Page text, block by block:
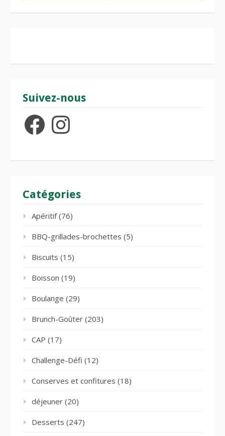
Suivez-nous
FacebookInstagram
Catégories
Apéritif(76)
BBQ-grillades-brochettes (5)
Biscuits (15)
Boisson (19)
Boulange (29)
Brunch-Goûter (203)
CAP (17)
Challenge-Défi (12)
Conserves et confitures (18)
déjeuner (20)
Desserts (247)